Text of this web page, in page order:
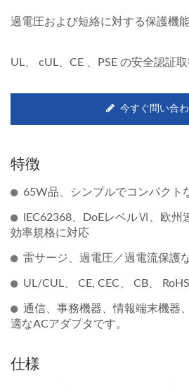
過電圧および短絡に対する保護機
UL、 cUL、CE 、PSE の安全認証
今すぐ問い合
特徴
65W品、シンプルでコンパクト
IEC62368、DoEレベルⅥ、欧州
効率規格に対応
雷サージ、過電圧／過電流保護
UL/CUL、 CE, CEC、 CB、
通信、事務機器、情報端末機器
適なACアダプタです。
仕様